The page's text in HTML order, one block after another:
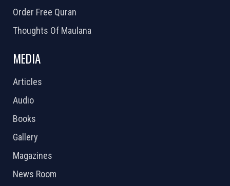
Order Free Quran
Thoughts Of Maulana
MEDIA
Articles
Audio
Books
Gallery
Magazines
News Room